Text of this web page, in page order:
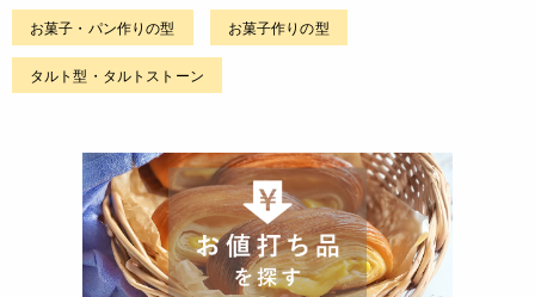
お菓子・パン作りの型 お菓子作りの型
タルト型・タルトストーン